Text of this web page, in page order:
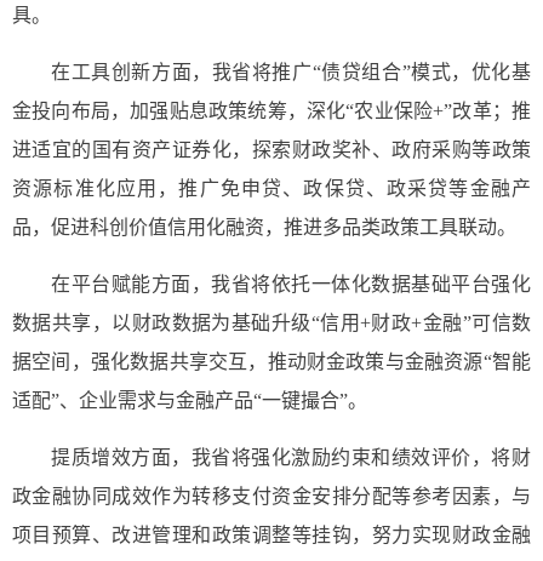
具。
在工具创新方面，我省将推广“债贷组合”模式，优化基
金投向布局，加强贴息政策统筹，深化“农业保险+”改革；推
进适宜的国有资产证券化，探索财政奖补、政府采购等政策
资源标准化应用，推广免申贷、政保贷、政采贷等金融产
品，促进科创价值信用化融资，推进多品类政策工具联动。
在平台赋能方面，我省将依托一体化数据基础平台强化
数据共享，以财政数据为基础升级“信用+财政+金融”可信数
据空间，强化数据共享交互，推动财金政策与金融资源“智能
适配”、企业需求与金融产品“一键撮合”。
提质增效方面，我省将强化激励约束和绩效评价，将财
政金融协同成效作为转移支付资金安排分配等参考因素，与
项目预算、改进管理和政策调整等挂钩，努力实现财政金融